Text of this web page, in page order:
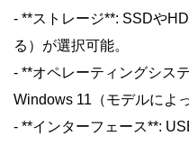
- **ストレージ**: SSDや
る）が選択可能。
- **オペレーティングシス
Windows 11（モデルによ
- **インターフェース**: